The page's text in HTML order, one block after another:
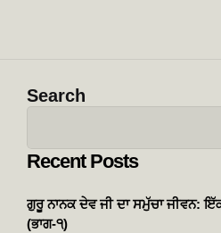
Search
Recent Posts
ਗੁਰੂ ਨਾਨਕ ਦੇਵ ਜੀ ਦਾ ਸਮੁੱਚਾ ਜੀਵਨ:
(ਭਾਗ-੧)